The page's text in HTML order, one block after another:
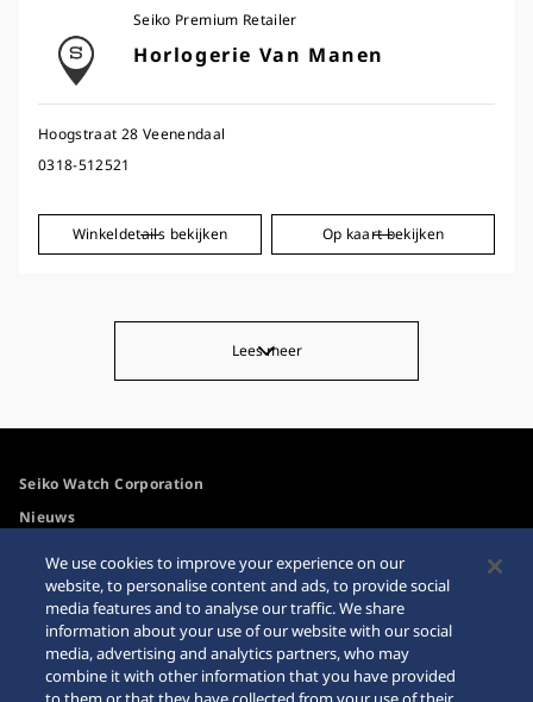
Seiko Premium Retailer
Horlogerie Van Manen
Hoogstraat 28 Veenendaal
0318-512521
Winkeldetails bekijken Op kaart bekijken
Lees meer
Seiko Watch Corporation
Nieuws
Toegangsbeleid
Systeem
Waarschuwing
internetaankopen
Sitemap
We use cookies to improve your experience on our
website, to personalise content and ads, to provide social
media features and to analyse our traffic. We share
information about your use of our website with our social
media, advertising and analytics partners, who may
combine it with other information that you have provided